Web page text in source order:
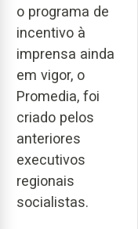
o programa de
incentivo à
imprensa ainda
em vigor, o
Promedia, foi
criado pelos
anteriores
executivos
regionais
socialistas.